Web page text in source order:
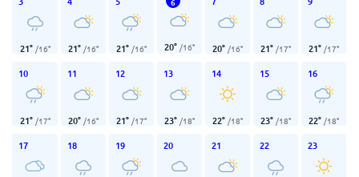
21° /16° 21° /16° 21° /16° 20° /16° 20° /16° 21° /17° 21° /17°
10
21° /17°
11
20° /16°
12
21° /17°
13
23° /18°
14
22° /18°
15
23° /18°
16
22° /18°
17 18 19 20 21 22 23